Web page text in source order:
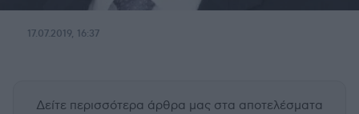
17.07.2019, 16:37
Δείτε περισσότερα άρθρα μας στα αποτελέσματα